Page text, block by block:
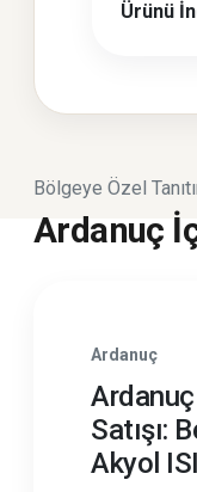
Ürünü
Bölgeye Özel
Ardanuç
Ardanuç
Satışı:
Akyol